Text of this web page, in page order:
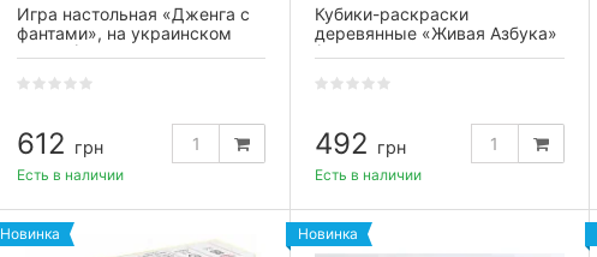
Игра настольная «Дженга с
фантами», на украинском
языке (60 брусков)
612 грн
Есть в наличии
Кубики-раскраски
деревянные «Живая Азбука»
(4×4 см), (16 шт. +
492 грн
Есть в наличии
Новинка Новинка